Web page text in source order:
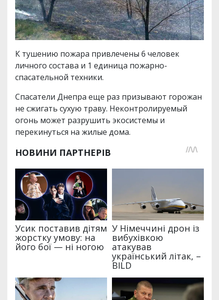
К тушению пожара привлечены 6 человек
личного состава и 1 единица пожарно-
спасательной техники.
Спасатели Днепра еще раз призывают горожан
не сжигать сухую траву. Неконтролируемый
огонь может разрушить экосистемы и
перекинуться на жилые дома.